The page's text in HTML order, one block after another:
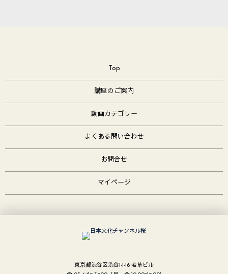
Top
講座のご案内
動画カテゴリー
よくある問い合わせ
お問合せ
マイページ
東京都渋谷区渋谷1-1-16 若草ビル